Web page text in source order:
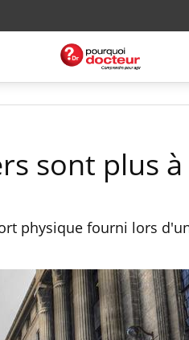
sont plus
physique fourni lors